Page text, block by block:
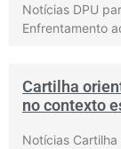
Notícias DPU
Enfrentamento
Cartilha
no contexto
Notícias